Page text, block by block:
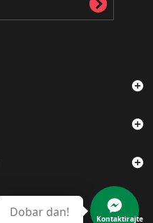
Kontaktirajte
Dobar dan!